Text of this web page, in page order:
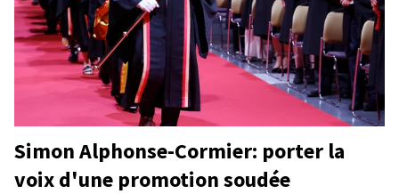
Simon Alphonse-Cormier: porter la
voix d'une promotion soudée